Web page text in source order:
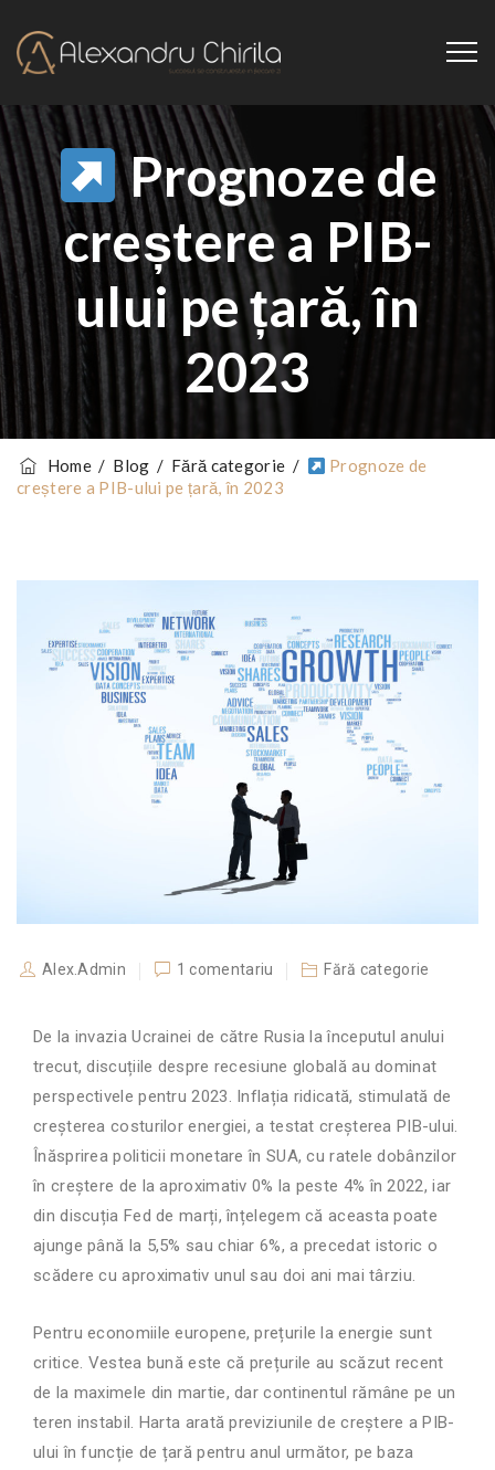
Prognoze de
creștere a PIB-
ului pe țară, în
2023
Home/ Blog / Fără categorie /
Prognoze de
creștere a PIB-ului pe țară, în 2023
Alex.Admin 1 comentariu Fără categorie
De la invazia Ucrainei de către Rusia la începutul anului
trecut, discuțiile despre recesiune globală au dominat
perspectivele pentru 2023. Inflația ridicată, stimulată de
creșterea costurilor energiei, a testat creșterea PIB-ului.
Înăsprirea politicii monetare în SUA, cu ratele dobânzilor
în creștere de la aproximativ 0% la peste 4% în 2022,iar
din discuția Fed de marți, înțelegem că aceasta poate
ajunge până la 5,5% sau chiar 6%, a precedat istoric o
scădere cu aproximativ unul sau doi ani mai târziu.
Pentru economiile europene, prețurile la energie sunt
critice. Vestea bună este că prețurile au scăzut recent
de la maximele din martie, dar continentul rămâne pe un
teren instabil. Harta arată previziunile de creștere a PIB-
ului în funcție de țară pentru anul următor, pe baza